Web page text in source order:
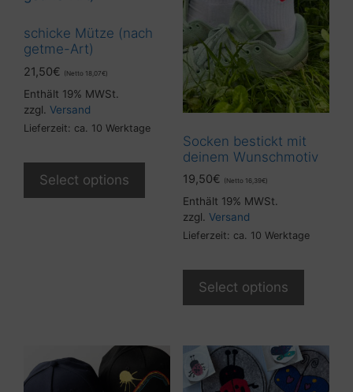
schicke Mütze (nach
getme-Art)
21,50€ (Netto 18,07€)
Enthält 19% MWSt.
zzgl. Versand
Lieferzeit: ca. 10 Werktage
Select options
Socken bestickt mit
deinem Wunschmotiv
19,50€ (Netto 16,39€)
Enthält 19% MWSt.
zzgl. Versand
Lieferzeit: ca. 10 Werktage
Select options